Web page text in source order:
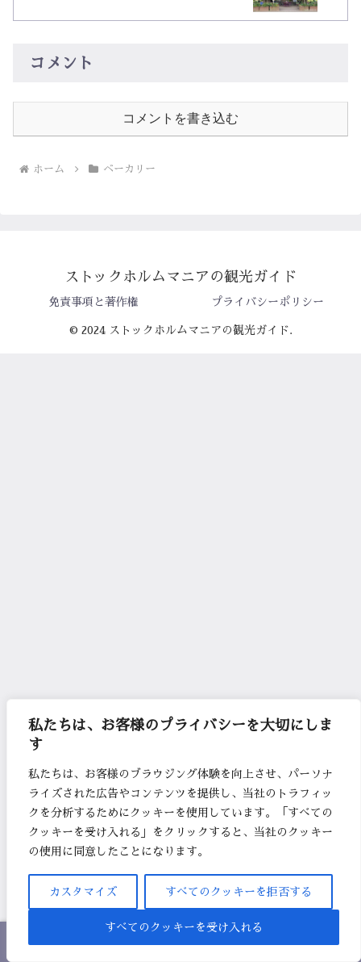
私たちは、お客様のプライバシーを大切にしま
す
私たちは、お客様のブラウジング体験を向上させ、パーソナ
ライズされた広告やコンテンツを提供し、当社のトラフィッ
クを分析するためにクッキーを使用しています。「すべての
クッキーを受け入れる」をクリックすると、当社のクッキー
の使用に同意したことになります。
カスタマイズ すべてのクッキーを拒否する
すべてのクッキーを受け入れる
コメント
コメントを書き込む
ホーム ベーカリー
ストックホルムマニアの観光ガイド
免責事項と著作権 プライバシーポリシー
© 2024 ストックホルムマニアの観光ガイド.